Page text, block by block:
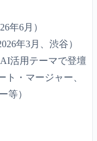
年6月）
年3月、渋谷）
活用テーマで登壇
ト・マージャー、
等）